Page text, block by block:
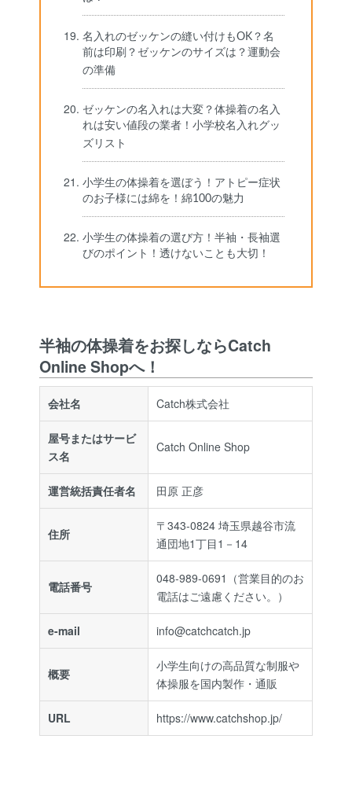
名入れのゼッケンの縫い付けもOK？名
前は印刷？ゼッケンのサイズは？運動会
の準備
ゼッケンの名入れは大変？体操着の名入
れは安い値段の業者！小学校名入れグッ
ズリスト
小学生の体操着を選ぼう！アトピー症状
のお子様には綿を！綿100の魅力
小学生の体操着の選び方！半袖・長袖選
びのポイント！透けないことも大切！
半袖の体操着をお探しならCatch
Online Shopへ！
会社名 Catch株式会社
屋号またはサービ
ス名
Catch Online Shop
運営統括責任者名 田原 正彦
住所
〒343-0824 埼玉県越谷市流
通団地1丁目1－14
電話番号
048-989-0691 （営業目的のお
電話はご遠慮ください。）
e-mail info@catchcatch.jp
概要
小学生向けの高品質な制服や
体操服を国内製作・通販
URL https://www.catchshop.jp/